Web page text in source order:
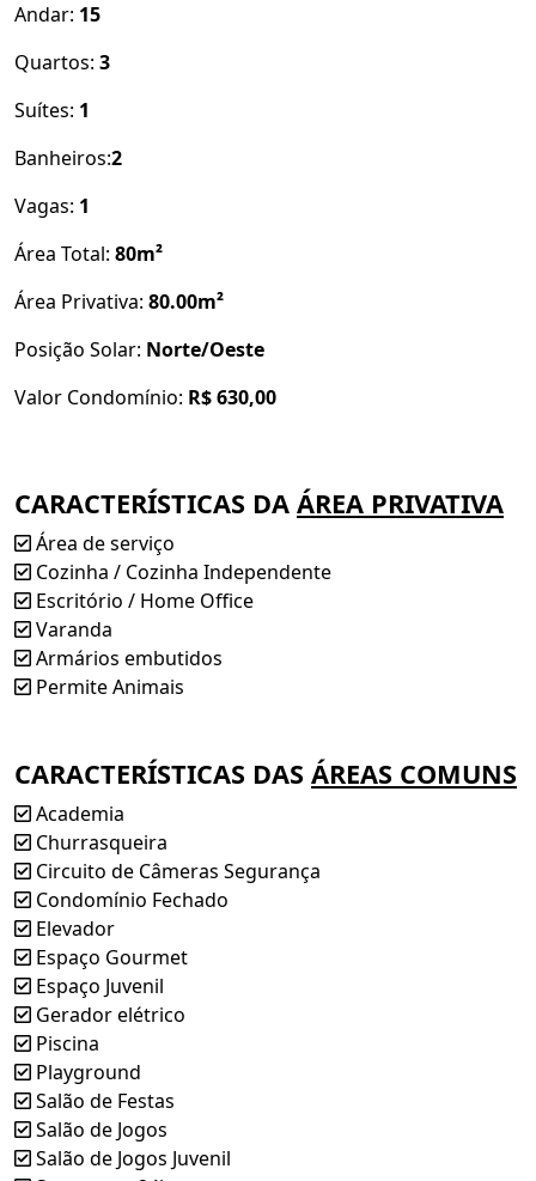
Andar: 15
Quartos: 3
Suítes: 1
Banheiros:2
Vagas: 1
Área Total: 80m²
Área Privativa: 80.00m²
Posição Solar: Norte/Oeste
Valor Condomínio: R$ 630,00
CARACTERÍSTICAS DA ÁREA PRIVATIVA
Área de serviço
Cozinha / Cozinha Independente
Escritório / Home Office
Varanda
Armários embutidos
Permite Animais
CARACTERÍSTICAS DAS ÁREAS COMUNS
Academia
Churrasqueira
Circuito de Câmeras Segurança
Condomínio Fechado
Elevador
Espaço Gourmet
Espaço Juvenil
Gerador elétrico
Piscina
Playground
Salão de Festas
Salão de Jogos
Salão de Jogos Juvenil